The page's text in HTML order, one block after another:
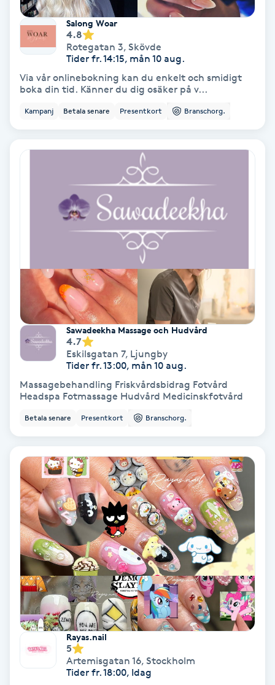
Nagelförlängning gelé
Nagelförlängning glasfiber
Nagelförlängning silke
Nagelförstärkning
Nageltrång
Naglar borttagning
Naglar reparation
Naprapati
Navelpiercing
NBE-massage
Ny frisyr
Olaplex
Olaplexbehandling
Ombre
Ombre brows
Ombre naglar
Salong Woar
4.8
Rotegatan 3, Skövde
Tider fr. 14:15, mån 10 aug.
Via vår onlinebokning kan du enkelt och smidigt
boka din tid. Känner du dig osäker på v...
Kampanj Betala senare Presentkort Branschorg.
Sawadeekha Massage och Hudvård
4.7
Eskilsgatan 7, Ljungby
Tider fr. 13:00, mån 10 aug.
Massagebehandling Friskvårdsbidrag Fotvård
Headspa Fotmassage Hudvård Medicinskfotvård
Betala senare Presentkort Branschorg.
Rayas.nail
5
Artemisgatan 16, Stockholm
Tider fr. 18:00, Idag